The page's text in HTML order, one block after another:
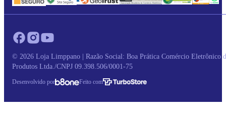
© 2026 Loja Limppano | Razão Social: Boa Prática Comércio Eletrônico
Produtos Ltda./CNPJ 09.398.506/0001-75
Desenvolvido por Feito com